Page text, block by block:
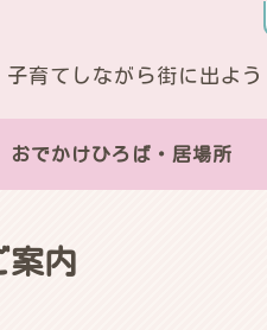
子育てしながら街に出よう
おでかけひろば・居場所
案内